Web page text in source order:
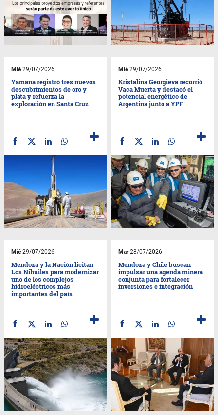
Mié29/07/2026
Yamana registró tres nuevos
descubrimientos de oro y
plata y refuerza la
exploración en Santa Cruz
Mié29/07/2026
Kristalina Georgieva recorrió
Vaca Muerta y destacó el
potencial energético de
Argentina junto a YPF
Mié29/07/2026
Mendoza y la Nación licitan
Los Nihuiles para modernizar
uno de los complejos
hidroeléctricos más
importantes del país
Mar28/07/2026
Mendoza y Chile buscan
impulsar una agenda minera
conjunta para fortalecer
inversiones e integración